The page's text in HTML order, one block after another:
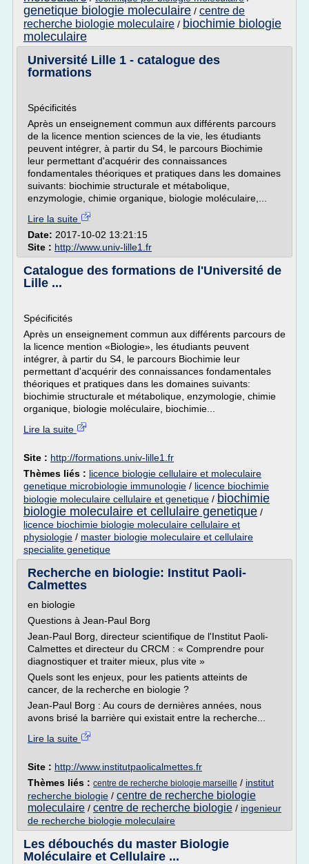
genetique biologie moleculaire / centre de
recherche biologie moleculaire / biochimie biologie
moleculaire
Université Lille 1 - catalogue des
formations
Spécificités
Après un enseignement commun aux différents parcours
de la licence mention sciences de la vie, les étudiants
peuvent intégrer, à partir du S4, le parcours Biochimie
leur permettant d'acquérir des connaissances
fondamentales théoriques et pratiques dans les domaines
suivants: biochimie structurale et métabolique,
enzymologie, chimie organique, biologie moléculaire,...
Lire la suite
Date: 2017-10-02 13:21:15
Site : http://www.univ-lille1.fr
Catalogue des formations de l'Université de
Lille ...
Spécificités
Après un enseignement commun aux différents parcours de
la licence mention «Biologie», les étudiants peuvent
intégrer, à partir du S4, le parcours Biochimie leur
permettant d'acquérir des connaissances fondamentales
théoriques et pratiques dans les domaines suivants:
biochimie structurale et métabolique, enzymologie, chimie
organique, biologie moléculaire, biochimie...
Lire la suite
Site : http://formations.univ-lille1.fr
Thèmes liés : licence biologie cellulaire et moleculaire
genetique microbiologie immunologie / licence biochimie
biologie moleculaire cellulaire et genetique / biochimie
biologie moleculaire et cellulaire genetique /
licence biochimie biologie moleculaire cellulaire et
physiologie / master biologie moleculaire et cellulaire
specialite genetique
Recherche en biologie: Institut Paoli-
Calmettes
en biologie
Questions à Jean-Paul Borg
Jean-Paul Borg, directeur scientifique de l'Institut Paoli-
Calmettes et directeur du CRCM : « Comprendre pour
diagnostiquer et traiter mieux, plus vite »
Quels sont les enjeux, pour les patients atteints de
cancer, de la recherche en biologie ?
Jean-Paul Borg : Au cours de dernières années, nous
avons brisé la barrière qui existait entre la recherche...
Lire la suite
Site : http://www.institutpaolicalmettes.fr
Thèmes liés : centre de recherche biologie marseille / institut
recherche biologie / centre de recherche biologie
moleculaire / centre de recherche biologie / ingenieur
de recherche biologie moleculaire
Les débouchés du master Biologie
Moléculaire et Cellulaire ...